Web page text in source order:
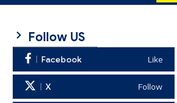
Follow US
Facebook Like
X Follow